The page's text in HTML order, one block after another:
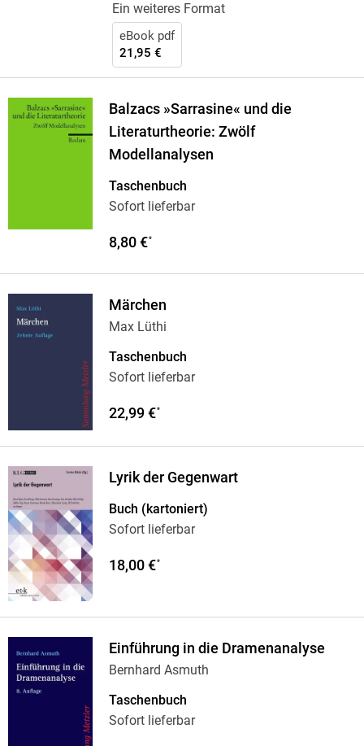
Ein weiteres Format
eBook pdf
21,95 €
Balzacs »Sarrasine« und die
Literaturtheorie: Zwölf
Modellanalysen
Taschenbuch
Sofort lieferbar
8,80 €*
Märchen
Max Lüthi
Taschenbuch
Sofort lieferbar
22,99 €*
Lyrik der Gegenwart
Buch (kartoniert)
Sofort lieferbar
18,00 €*
Einführung in die Dramenanalyse
Bernhard Asmuth
Taschenbuch
Sofort lieferbar